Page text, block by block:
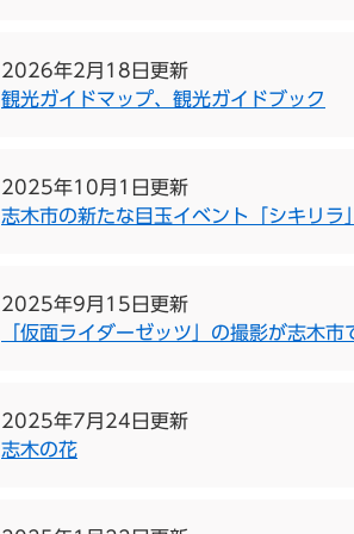
2026年2月18日更新
観光ガイドマップ、観光ガイドブック
2025年10月1日更新
志木市の新たな目玉イベント「シキリラ」
2025年9月15日更新
「仮面ライダーゼッツ」の撮影が志木市
2025年7月24日更新
志木の花